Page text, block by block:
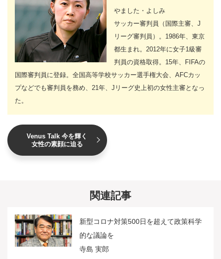
やました・よしみ
サッカー審判員（国際主審、J
リーグ審判員）。1986年、東京
都生まれ。2012年に女子1級審
判員の資格取得。15年、FIFAの
国際審判員に登録。全国高等学校サッカー選手権大会、AFCカッ
プなどでも審判員を務め、21年、Jリーグ史上初の女性主審となっ
た。
Venus Talk 今を輝く
女性の素顔に迫る
関連記事
新型コロナ対策500日を超えて政策科学
的な議論を
寺島 実郎